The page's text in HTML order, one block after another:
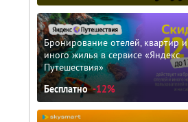
Бронирование отелей, квартир и
иного жилья в сервисе «Яндекс
Путешествия»
Бесплатно -12%